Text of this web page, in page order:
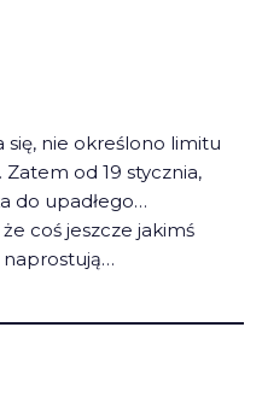
się, nie określono limitu
od 19 stycznia,
do upadłego…
coś jeszcze jakimś